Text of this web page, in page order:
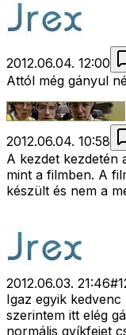
2012.06.04. 12:00
Attól még gányul
2012.06.04. 10:58
A kezdet kezdetén
mint a filmben. A
készült és nem a
2012.06.03. 21:46#
Igaz egyik
szerintem itt elég
normális gyíkfejet